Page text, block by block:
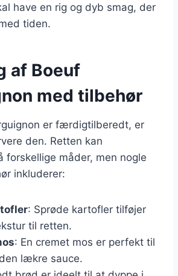
have en rig og dyb smag, der
tiden.
af Boeuf
med tilbehør
er færdigtilberedt, er
den. Retten kan
forskellige måder, men nogle
inkluderer:
: Sprøde kartofler tilføjer
til retten.
: En cremet mos er perfekt til
lækre sauce.